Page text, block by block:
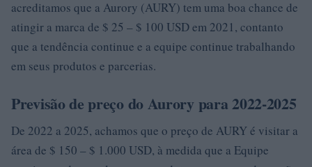
acreditamos que a Aurory (AURY) tem uma boa chance de
atingir a marca de $ 25 – $ 100 USD em 2021, contanto
que a tendência continue e a equipe continue trabalhando
em seus produtos e parcerias.
Previsão de preço do Aurory para 2022-2025
De 2022 a 2025, achamos que o preço de AURY é visitar a
área de $ 150 – $ 1.000 USD, à medida que a Equipe